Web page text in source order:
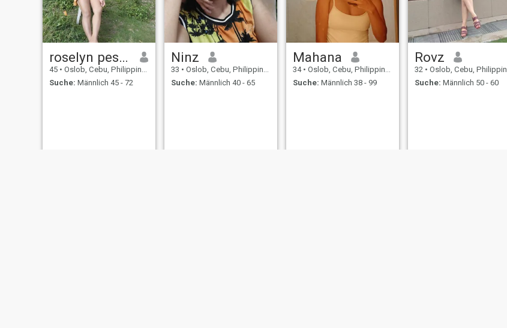
roselyn pestaño
45 • Oslob, Cebu, Philippinen
Suche: Männlich 45 - 72
Ninz
33 • Oslob, Cebu, Philippinen
Suche: Männlich 40 - 65
Mahana
34 • Oslob, Cebu, Philippinen
Suche: Männlich 38 - 99
Rovz
32 • Oslob, Cebu, Philippinen
Suche: Männlich 50 - 60